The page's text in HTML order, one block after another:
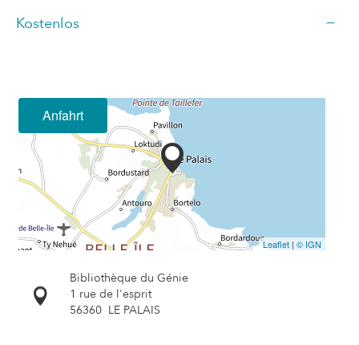
Kostenlos —
Anfahrt
Leaflet | © IGN
Bibliothèque du Génie
1 rue de l'esprit
56360 LE PALAIS